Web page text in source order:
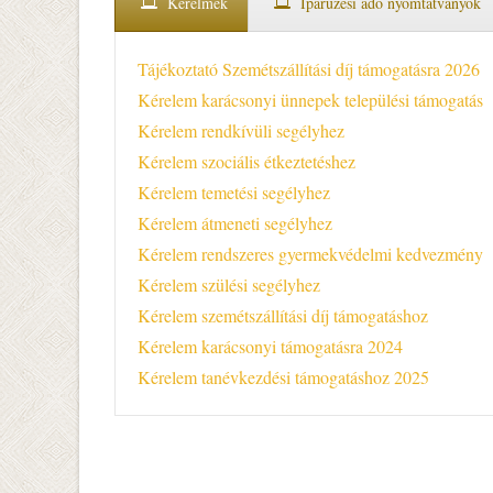
Tájékoztató Szemétszállítási díj támogatásra 2026
Kérelem karácsonyi ünnepek települési támogatás
Kérelem rendkívüli segélyhez
Kérelem szociális étkeztetéshez
Kérelem temetési segélyhez
Kérelem átmeneti segélyhez
Kérelem rendszeres gyermekvédelmi kedvezmény
Kérelem szülési segélyhez
Kérelem szemétszállítási díj támogatáshoz
Kérelem karácsonyi támogatásra 2024
Kérelem tanévkezdési támogatáshoz 2025